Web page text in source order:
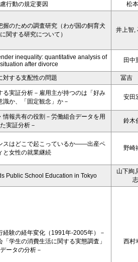
行動の規定要因 松
のための調査研究（わが国の飼育犬
関する研究について）
井上智,
inequality: quantitative analysis of
after divorce
田中
対する支配性の問題 冨吉
る実証分析－雇用主が持つのは「好み
識か、「固定観念」か－
安田
報共有の役割－労働組合データを用
実証分析－
鈴木
スはどこで起こっているか――出産ペ
と女性の就業継続
野崎
Public School Education in Tokyo
山下絢,
志
経験の経年変化（1991年-2005年）－
学生の消費生活に関する実態調査」
ータの分析－
西村